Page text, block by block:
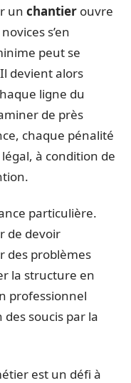
un chantier ouvre
s’en
peut se
devient alors
ligne du
de près
chaque pénalité
à condition de
particulière.
de devoir
des problèmes
la structure en
professionnel
soucis par la
est un défi à